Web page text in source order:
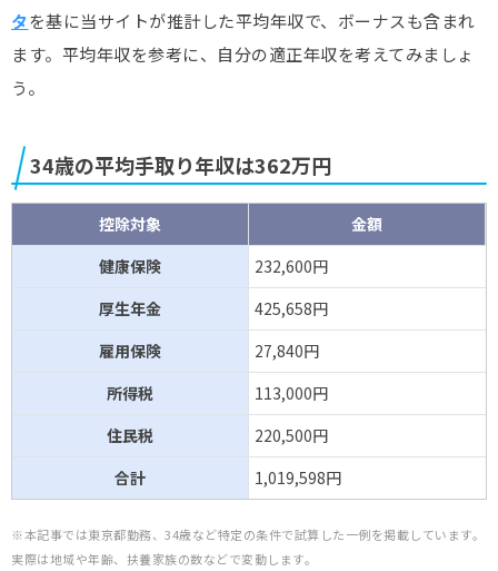
タを基に当サイトが推計した平均年収で、ボーナスも含まれ
ます。平均年収を参考に、自分の適正年収を考えてみましょ
う。
34歳の平均手取り年収は362万円
控除対象
金額
健康保険
232,600円
厚生年金
425,658円
雇用保険
27,840円
所得税
113,000円
住民税
220,500円
合計
1,019,598円
※本記事では東京都勤務、34歳など特定の条件で試算した一例を掲載しています。
実際は地域や年齢、扶養家族の数などで変動します。